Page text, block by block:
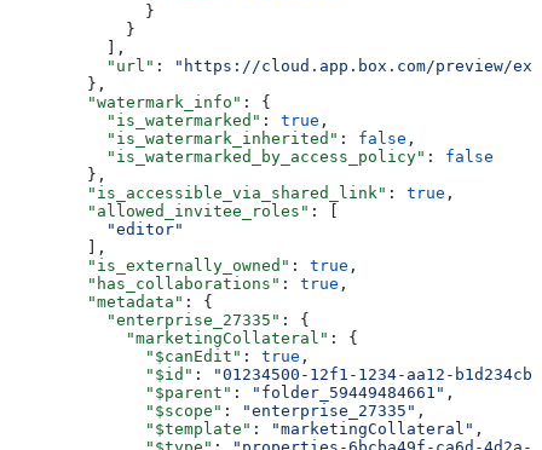
              }
            }
          ],
          "url"
:
"https://cloud.app.box.com/preview/
        },
        "watermark_info"
: {
          "is_watermarked"
: true ,
          "is_watermark_inherited"
: false ,
          "is_watermarked_by_access_policy"
: false
        },
        "is_accessible_via_shared_link"
: true ,
        "allowed_invitee_roles"
: [
          "editor"
        ],
        "is_externally_owned"
: true ,
        "has_collaborations"
: true ,
        "metadata"
: {
          "enterprise_27335"
: {
            "marketingCollateral"
: {
              "$canEdit"
: true ,
              "$id"
:
"01234500-12f1-1234-aa12-
              "$parent"
: "folder_59449484661" ,
              "$scope"
: "enterprise_27335" ,
              "$template"
: "marketingCollateral" ,